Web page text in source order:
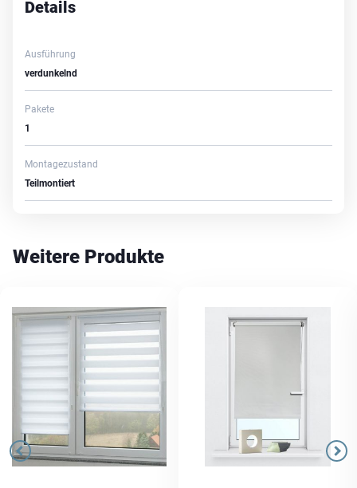
Details
Ausführung
verdunkelnd
Pakete
1
Montagezustand
Teilmontiert
Weitere Produkte